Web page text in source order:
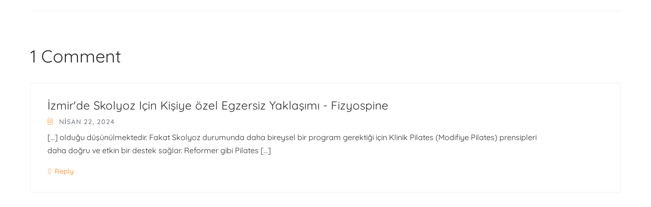
1 Comment
İzmir'de Skolyoz Için Kişiye özel Egzersiz Yaklaşımı - Fizyospine
NISAN 22, 2024
[…] olduğu düşünülmektedir. Fakat Skolyoz durumunda daha bireysel bir program gerektiği için Klinik Pilates (Modifiye Pilates) prensipleri
daha doğru ve etkin bir destek sağlar. Reformer gibi Pilates […]
Reply